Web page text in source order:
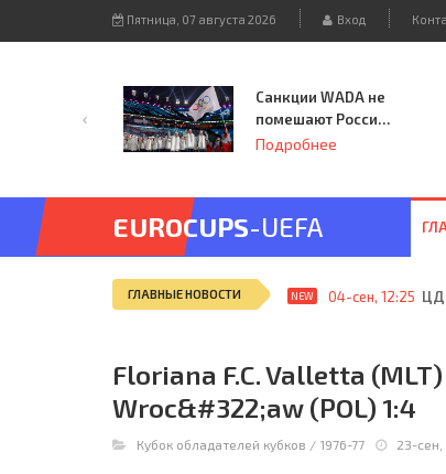
Пятница, 07 августа 2026 Вход
Санкции WADA не
помешают России
принять
Подробнее
EUROCUPS-UEFA
ГЛАВНЫЕ НОВОСТИ NEW 04-сен, 12:25
Floriana F.C. Valletta
Wroc&#322;aw (POL) 1:4
Кубок обладателей кубков / 1976-77 23-сен,